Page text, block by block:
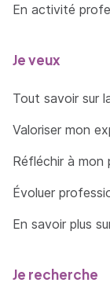
En activité
Je veux
Tout savoir sur
Valoriser mon
Réfléchir à mon
Évoluer
En savoir plus
Je recherche